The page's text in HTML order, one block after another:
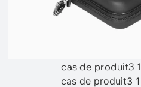
cas de produit3 1
cas de produit3 1